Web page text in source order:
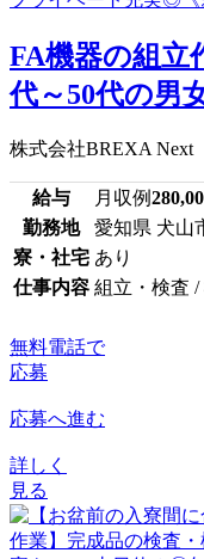
FA機器の組立
代～50代の男
株式会社BREXA Next
給与 月収例
勤務地
愛知県 犬山
寮・社宅 あり
仕事内容 組立・検査 /
無料電話で
応募
応募へ進む
詳しく
見る